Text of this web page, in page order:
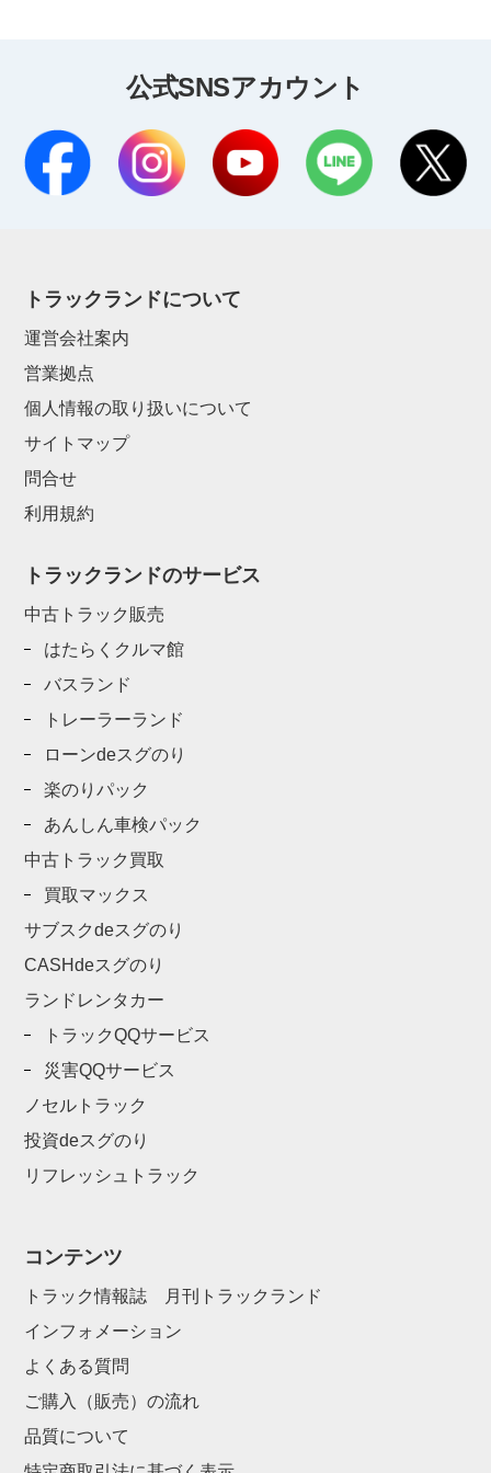
公式SNSアカウント
トラックランドについて
運営会社案内
営業拠点
個人情報の取り扱いについて
サイトマップ
問合せ
利用規約
トラックランドのサービス
中古トラック販売
はたらくクルマ館
バスランド
トレーラーランド
ローンdeスグのり
楽のりパック
あんしん車検パック
中古トラック買取
買取マックス
サブスクdeスグのり
CASHdeスグのり
ランドレンタカー
トラックQQサービス
災害QQサービス
ノセルトラック
投資deスグのり
リフレッシュトラック
コンテンツ
トラック情報誌 月刊トラックランド
インフォメーション
よくある質問
ご購入（販売）の流れ
品質について